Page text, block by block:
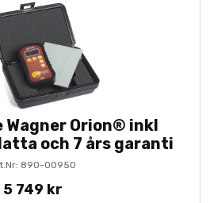
Orion® inkl
och 7 års garanti
890-00950
5 749 kr